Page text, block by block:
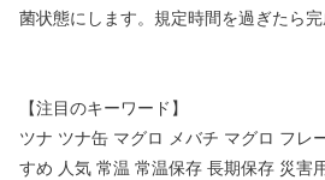
菌状態にします。規定時間を過ぎたら完
【注目のキーワード】
ツナ ツナ缶 マグロ メバチ マグロ フレ
すめ 人気 常温 常温保存 長期保存 災害